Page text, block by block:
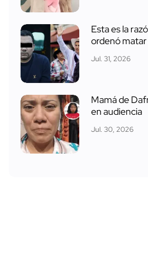
Esta es la
ordenó
Jul. 31, 2026
Mamá de
en audiencia
Jul. 30, 2026